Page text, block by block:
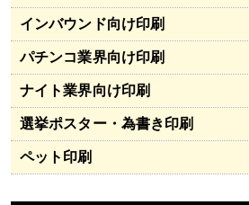
インバウンド向け印刷
パチンコ業界向け印刷
ナイト業界向け印刷
選挙ポスター・為書き印刷
ペット印刷